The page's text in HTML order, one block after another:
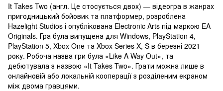
It Takes Two (англ. Це стосується двох) — відеогра в жанрах
пригодницький бойовик та платформер, розроблена
Hazelight Studios і опублікована Electronic Arts під маркою EA
Originals. Гра була випущена для Windows, PlayStation 4,
PlayStation 5, Xbox One та Xbox Series X, S в березні 2021
року. Робоча назва гри була «Like A Way Out», та
дебютувала з назвою «It Takes Two». Грати можна лише в
онлайновій або локальній кооперації з розділеним екраном
між двома гравцями.